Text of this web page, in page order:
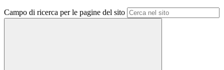
Campo di ricerca per le pagine del sito